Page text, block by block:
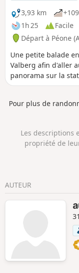
3,93 km
1h 25
Facile
Départ à Péone
Une petite balade
Valberg afin d'aller
panorama sur la
Pour plus de
Les descriptions
propriété de
AUTEUR